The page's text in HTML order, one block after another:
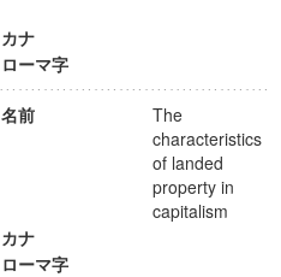
カナ
ローマ字
名前
The
characteristics
of landed
property in
capitalism
カナ
ローマ字